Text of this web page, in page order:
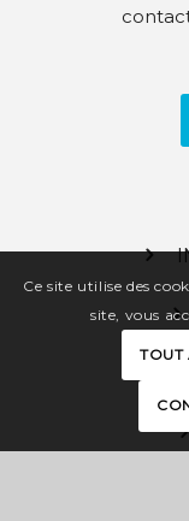
Ce site utilise des
site, vous
TOUT